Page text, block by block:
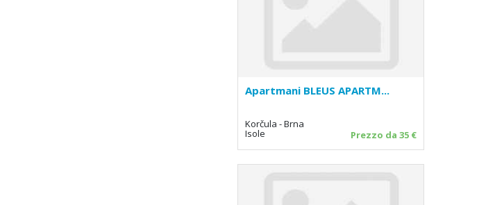
Apartmani BLEUS APARTM...
Korčula - Brna
Isole Prezzo da 35 €